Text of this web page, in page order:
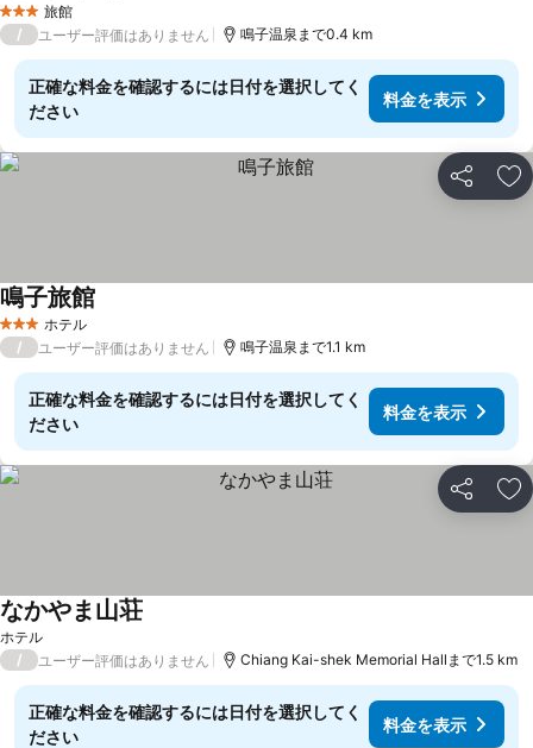
3 ホテルのランク
旅館
/ ユーザー評価はありません 鳴子温泉まで0.4 km
正確な料金を確認するには日付を選択してく
ださい
料金を表示
シェア お
3 ホテルのランク
ホテル
鳴子旅館
/ ユーザー評価はありません 鳴子温泉まで1.1 km
正確な料金を確認するには日付を選択してく
ださい
料金を表示
シェア お
ホテル
なかやま山荘
/ ユーザー評価はありません Chiang Kai-shek Memorial Hallまで1.5 km
正確な料金を確認するには日付を選択してく
ださい
料金を表示